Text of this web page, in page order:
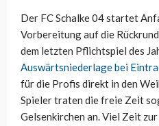
Der FC Schalke 04 startet
Vorbereitung auf die
dem letzten Pflichtspiel des
Auswärtsniederlage bei
für die Profis direkt in den
Spieler traten die freie Zeit
Gelsenkirchen an. Viel Zeit